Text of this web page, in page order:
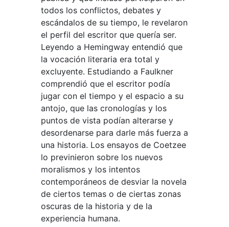
todos los conflictos, debates y
escándalos de su tiempo, le revelaron
el perfil del escritor que quería ser.
Leyendo a Hemingway entendió que
la vocación literaria era total y
excluyente. Estudiando a Faulkner
comprendió que el escritor podía
jugar con el tiempo y el espacio a su
antojo, que las cronologías y los
puntos de vista podían alterarse y
desordenarse para darle más fuerza a
una historia. Los ensayos de Coetzee
lo previnieron sobre los nuevos
moralismos y los intentos
contemporáneos de desviar la novela
de ciertos temas o de ciertas zonas
oscuras de la historia y de la
experiencia humana.